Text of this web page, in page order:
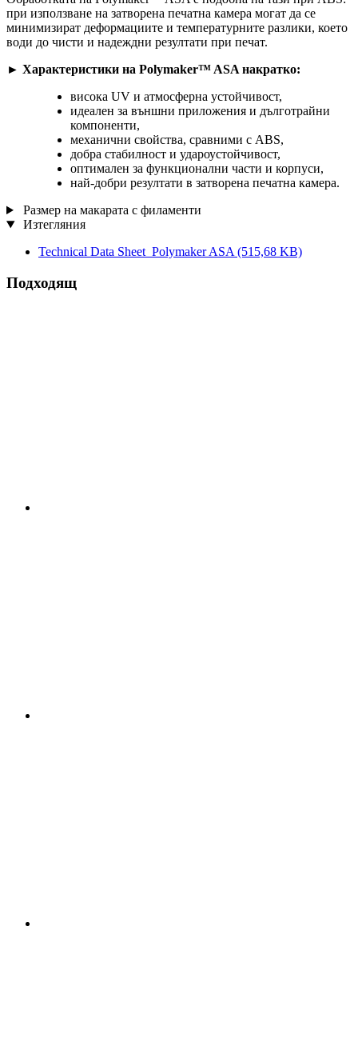
при използване на затворена печатна камера могат да се
минимизират деформациите и температурните разлики, което
води до чисти и надеждни резултати при печат.
► Характеристики на Polymaker™ ASA накратко:
висока UV и атмосферна устойчивост,
идеален за външни приложения и дълготрайни
компоненти,
механични свойства, сравними с ABS,
добра стабилност и удароустойчивост,
оптимален за функционални части и корпуси,
най-добри резултати в затворена печатна камера.
Размер на макарата с филаменти
Изтегляния
Technical Data Sheet_Polymaker ASA (515,68 KB)
Подходящ